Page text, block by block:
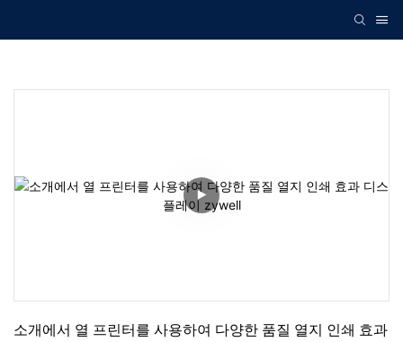
소개에서 열 프린터를 사용하여 다양한 품질 열지 인쇄 효과